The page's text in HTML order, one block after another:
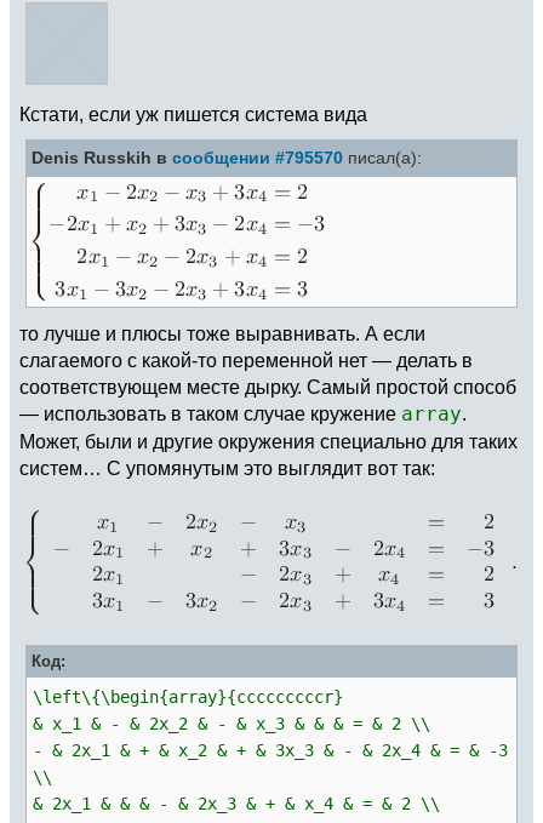
Кстати, если уж пишется система вида
Denis Russkih в сообщении #795570 писал(а):
то лучше и плюсы тоже выравнивать. А если
слагаемого с какой-то переменной нет — делать в
соответствующем месте дырку. Самый простой способ
— использовать в таком случае кружение array.
Может, были и другие окружения специально для таких
систем… С упомянутым это выглядит вот так:
Код:
\left\{\begin{array}{cccccccccr}
& x_1 & - & 2x_2 & - & x_3 & & & = & 2 \\
- & 2x_1 & + & x_2 & + & 3x_3 & - & 2x_4 & = & -3
\\
& 2x_1 & & & - & 2x_3 & + & x_4 & = & 2 \\